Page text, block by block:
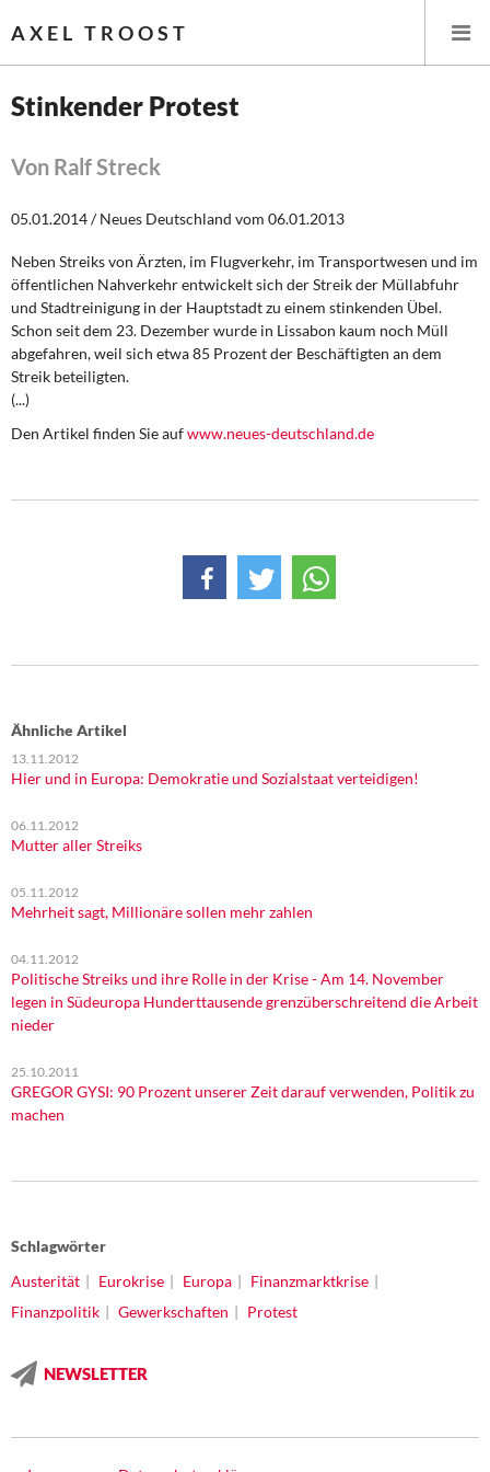
AXEL TROOST
Leitlinien linker Wirtschafts- und Finanzpolitik
Wirtschaftspolitik
Steuer- und Finanzpolitik
DIE LINKE
Institut Solidarische Moderne
Über mich
Kontakt
Stinkender Protest
Von Ralf Streck
05.01.2014 / Neues Deutschland vom 06.01.2013
Neben Streiks von Ärzten, im Flugverkehr, im Transportwesen und im
öffentlichen Nahverkehr entwickelt sich der Streik der Müllabfuhr
und Stadtreinigung in der Hauptstadt zu einem stinkenden Übel.
Schon seit dem 23. Dezember wurde in Lissabon kaum noch Müll
abgefahren, weil sich etwa 85 Prozent der Beschäftigten an dem
Streik beteiligten.
(...)
Den Artikel finden Sie aufwww.neues-deutschland.de
Ähnliche Artikel
13.11.2012
Hier und in Europa: Demokratie und Sozialstaat verteidigen!
06.11.2012
Mutter aller Streiks
05.11.2012
Mehrheit sagt, Millionäre sollen mehr zahlen
04.11.2012
Politische Streiks und ihre Rolle in der Krise - Am 14. November
legen in Südeuropa Hunderttausende grenzüberschreitend die Arbeit
nieder
25.10.2011
GREGOR GYSI: 90 Prozent unserer Zeit darauf verwenden, Politik zu
machen
Schlagwörter
Austerität
Eurokrise Europa
Finanzmarktkrise
Finanzpolitik
Gewerkschaften Protest
NEWSLETTER